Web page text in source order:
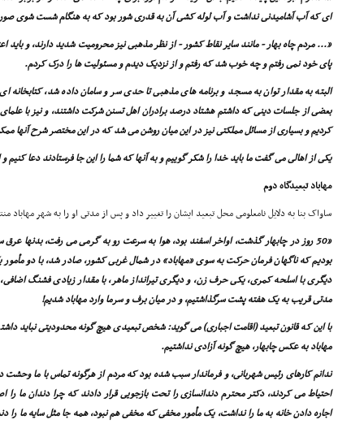
اى که آب آشامیدنى نداشت و آب لوله کشى آن به قدرى شور بود که به هنگام شست شوى
«... مردم چاه بهار - مانند سایر نقاط کشور - از نظر مذهبى نیز محرومیت شدید دارند، و باید
پاى خود نمى رفتم و چه خوب شد که رفتم و از نزدیک دیدم و مسئولیت ها را درک کردم.
البته به مقدار توان به مسجد و برنامه هاى مذهبى تا حدى سر و سامان داده شد،
بعضى از جلسات دینى که داشتم هشتاد درصد برادران اهل تسنن شرکت داشتند، و نیز با
کردیم و بسیارى از مسائل مملکتى نیز در این میان روشن مى شد که در این مختصر شرح آنها
یکى از اهالى مى گفت ما باید خدا را شکر گوییم و به آنها که شما را این جا فرستادند دعا کنیم و
مهاباد تبعیدگاه دوم
ساواک بنا به دلایل نامعلومى محل تبعید ایشان را تغییر داد و پس از مدتى او را به شهر مهاباد
«50 روز در چابهار گذشت، اواخر اسفند بود، هوا به سرعت رو به گرمى مى رفت، بدنها عرق
بودیم که ناگهان فرمان حرکت به سوى «مهاباد» در شمال غربى کشور، صادر شد، با دو
دیگرى با اسلحه کمرى، یکى حرف زن، و دیگرى تیرانداز ماهر، با مقدار زیادى فشنگ
مدتى قریب به یک هفته پشت سرگذاشتیم، و در میان برف و سرما وارد مهاباد شدیم!
با این که قانون تبعید (اقامت اجبارى) مى گوید: شخص تبعیدى هیچ گونه محدودیتى نباید
مهاباد به عکس چابهار، هیچ گونه آزادى نداشتیم.
ندانم کارهاى رئیس شهربانى، و فرماندار سبب شده بود که مردم از هرگونه تماس با ما
احتیاط مى کردند، دکتر محترم دندانسازى را تحت بازجویى قرار دادند که چرا دندان ما
اجاره دادن خانه به ما را نداشت، یک مأمور مخفى که مخفى هم نبود، همه جا مثل سایه ما را